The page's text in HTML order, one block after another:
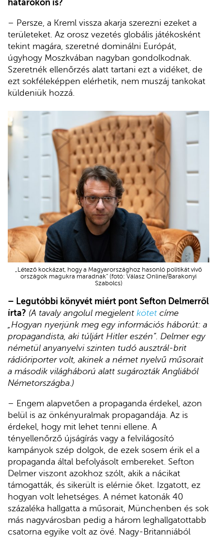
határokon is?
– Persze, a Kreml vissza akarja szerezni ezeket a
területeket. Az orosz vezetés globális játékosként
tekint magára, szeretné dominálni Európát,
úgyhogy Moszkvában nagyban gondolkodnak.
Szeretnék ellenőrzés alatt tartani ezt a vidéket, de
ezt sokféleképpen elérhetik, nem muszáj tankokat
küldeniük hozzá.
„Létező kockázat, hogy a Magyarországhoz hasonló politikát vivő
országok magukra maradnak” (fotó: Válasz Online/Barakonyi
Szabolcs)
– Legutóbbi könyvét miért pont Sefton Delmerről
írta? (A tavaly angolul megjelent kötet címe
„Hogyan nyerjünk meg egy információs háborút: a
propagandista, aki túljárt Hitler eszén”. Delmer egy
németül anyanyelvi szinten tudó ausztrál-brit
rádióriporter volt, akinek a német nyelvű műsorait
a második világháború alatt sugározták Angliából
Németországba.)
– Engem alapvetően a propaganda érdekel, azon
belül is az önkényuralmak propagandája. Az is
érdekel, hogy mit lehet tenni ellene. A
tényellenőrző újságírás vagy a felvilágosító
kampányok szép dolgok, de ezek sosem érik el a
propaganda által befolyásolt embereket. Sefton
Delmer viszont azokhoz szólt, akik a nácikat
támogatták, és sikerült is elérnie őket. Izgatott, ez
hogyan volt lehetséges. A német katonák 40
százaléka hallgatta a műsorait, Münchenben és sok
más nagyvárosban pedig a három leghallgatottabb
csatorna egyike volt az övé. Nagy-Britanniából